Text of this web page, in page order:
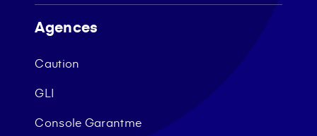
Agences
Caution
GLI
Console Garantme